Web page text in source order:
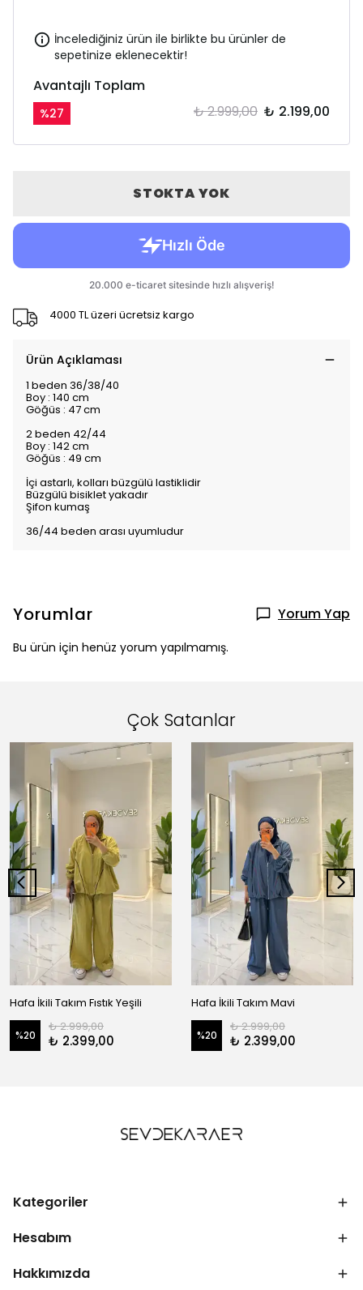
İncelediğiniz ürün ile birlikte bu ürünler de
sepetinize eklenecektir!
Avantajlı Toplam
%27 ₺ 2.999,00 ₺ 2.199,00
STOKTA YOK
4000 TL üzeri ücretsiz kargo
Ürün Açıklaması
1 beden 36/38/40
Boy : 140 cm
Göğüs : 47 cm
2 beden 42/44
Boy : 142 cm
Göğüs : 49 cm
İçi astarlı, kolları büzgülü lastiklidir
Büzgülü bisiklet yakadır
Şifon kumaş
36/44 beden arası uyumludur
Yorumlar Yorum Yap
Bu ürün için henüz yorum yapılmamış.
Çok Satanlar
Hafa İkili Takım Fıstık Yeşili
%20
₺ 2.999,00
₺ 2.399,00
Hafa İkili Takım Mavi
%20
₺ 2.999,00
₺ 2.399,00
Kategoriler
Hesabım
Hakkımızda